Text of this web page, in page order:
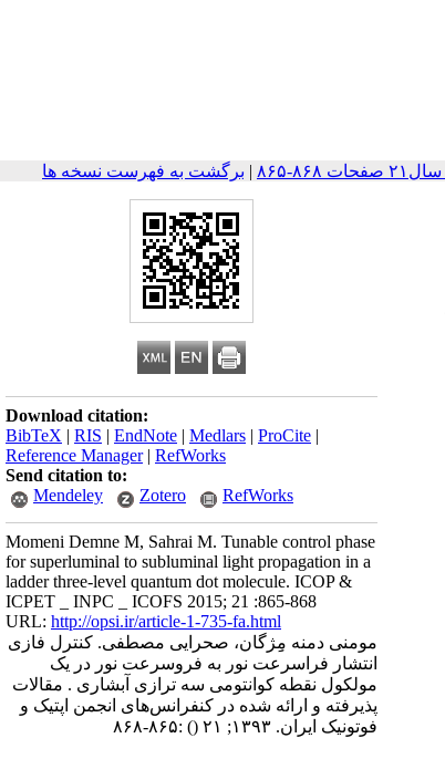
| برگشت به فهرست نسخه ها
Download citation:
BibTeX | RIS | EndNote | Medlars | ProCite |
Reference Manager| RefWorks
Send citation to:
Mendeley
Zotero RefWorks
Momeni Demne M, Sahrai M. Tunable control phase
for superluminal to subluminal light propagation in a
ladder three-level quantum dot molecule. ICOP &
ICPET _ INPC _ ICOFS 2015; 21 :865-868
URL: http://opsi.ir/article-1-735-fa.html
مومنی دمنه مِِژگان، صحرایی مصطفی. کنترل فازی
انتشار فراسرعت نور به فروسرعت نور در یک
مولکول نقطه کوانتومی سه ترازی آبشاری . مقالات
پذیرفته و ارائه شده در کنفرانس‌های انجمن اپتیک و
فوتونیک ایران. ۱۳۹۳; ۲۱
() :۸۶۵-۸۶۸